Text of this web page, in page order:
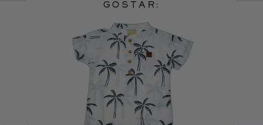
GOSTAR: